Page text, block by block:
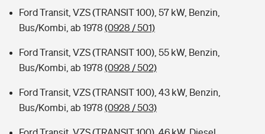
Ford Transit, VZS (TRANSIT 100), 57 kW, Benzin,
Bus/Kombi, ab 1978 (0928 / 501)
Ford Transit, VZS (TRANSIT 100), 55 kW, Benzin,
Bus/Kombi, ab 1978 (0928 / 502)
Ford Transit, VZS (TRANSIT 100), 43 kW, Benzin,
Bus/Kombi, ab 1978 (0928 / 503)